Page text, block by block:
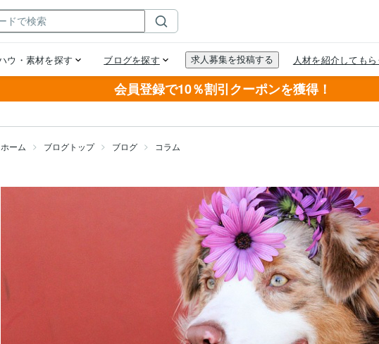
会員登録で10％割引クーポンを獲得！
ホーム ブログトップ ブログ コラム